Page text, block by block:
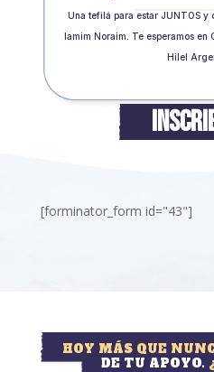
Una tefilá para estar JUNTOS y
Iamim Noraim. Te esperamos en
Hilel
[forminator_form id="43"]
HOY MÁS QUE
DE TU APOYO.